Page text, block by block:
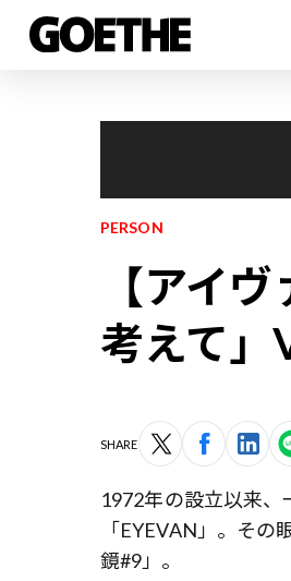
PERSON
【アイ
考えて」
SHARE
1972年の設立以来、
「EYEVAN」。そ
鏡#9」。